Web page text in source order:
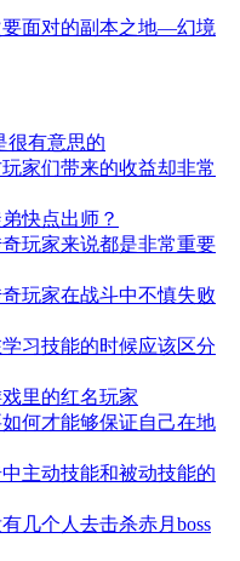
要面对的副本之地—幻境
很有意思的
家们带来的收益却非常
快点出师？
玩家来说都是非常重要
玩家在战斗中不慎失败
习技能的时候应该区分
里的红名玩家
何才能够保证自己在地
主动技能和被动技能的
几个人去击杀赤月boss